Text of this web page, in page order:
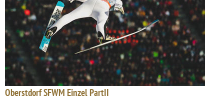
Oberstdorf SFWM Einzel PartII